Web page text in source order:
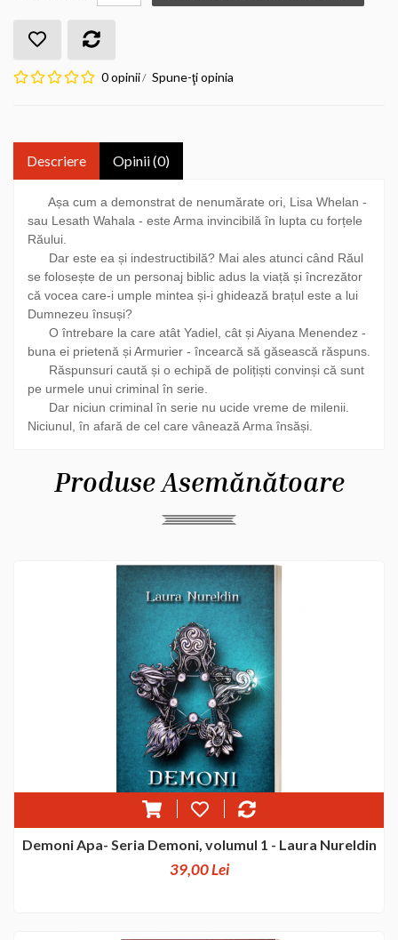
0 opinii/ Spune-ţi opinia
Descriere Opinii (0)
Așa cum a demonstrat de nenumărate ori, Lisa Whelan -
sau Lesath Wahala - este Arma invincibilă în lupta cu forțele
Răului.
Dar este ea și indestructibilă? Mai ales atunci când Răul
se folosește de un personaj biblic adus la viață și încrezător
că vocea care-i umple mintea și-i ghidează brațul este a lui
Dumnezeu însuși?
O întrebare la care atât Yadiel, cât și Aiyana Menendez -
buna ei prietenă și Armurier - încearcă să găsească răspuns.
Răspunsuri caută și o echipă de polițiști convinși că sunt
pe urmele unui criminal în serie.
Dar niciun criminal în serie nu ucide vreme de milenii.
Niciunul, în afară de cel care vânează Arma însăși.
Produse Asemănătoare
Demoni Apa- Seria Demoni, volumul 1 - Laura Nureldin
39,00 Lei